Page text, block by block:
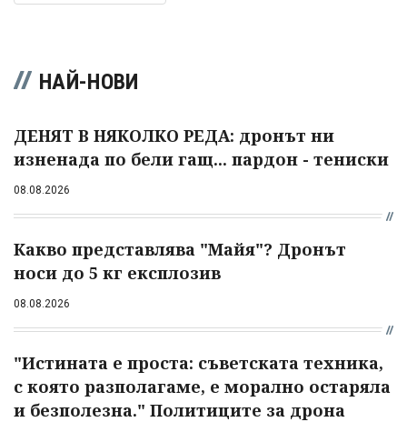
НАЙ-НОВИ
ДЕНЯТ В НЯКОЛКО РЕДА: дронът ни
изненада по бели гащ... пардон - тениски
08.08.2026
Какво представлява "Майя"? Дронът
носи до 5 кг експлозив
08.08.2026
"Истината е проста: съветската техника,
с която разполагаме, е морално остаряла
и безполезна." Политиците за дрона